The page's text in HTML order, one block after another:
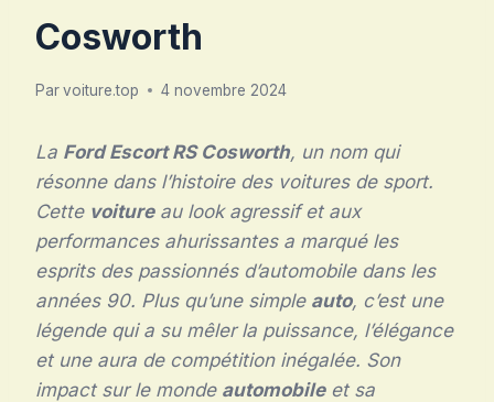
Cosworth
Parvoiture.top 4 novembre 2024
La Ford Escort RS Cosworth, un nom qui
résonne dans l’histoire des voitures de sport.
Cette voitureau look agressif et aux
performances ahurissantes a marqué les
esprits des passionnés d’automobile dans les
années 90. Plus qu’une simple auto, c’est une
légende qui a su mêler la puissance, l’élégance
et une aura de compétition inégalée. Son
impact sur le monde automobileet sa